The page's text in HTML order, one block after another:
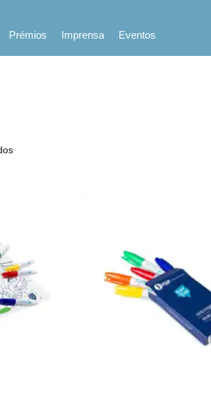
Prémios Imprensa Eventos